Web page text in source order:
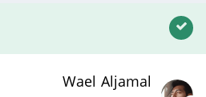
Wael Aljamal